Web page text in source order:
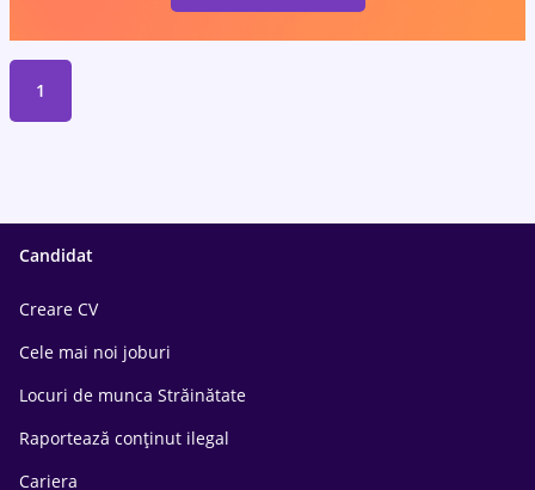
1
Candidat
Creare CV
Cele mai noi joburi
Locuri de munca Străinătate
Raportează conținut ilegal
Cariera